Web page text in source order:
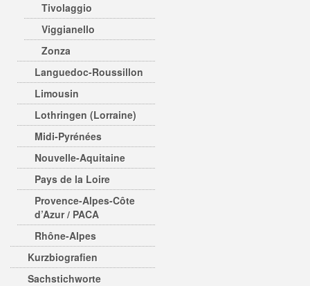
Tivolaggio
Viggianello
Zonza
Languedoc-Roussillon
Limousin
Lothringen (Lorraine)
Midi-Pyrénées
Nouvelle-Aquitaine
Pays de la Loire
Provence-Alpes-Côte
d’Azur / PACA
Rhône-Alpes
Kurzbiografien
Sachstichworte